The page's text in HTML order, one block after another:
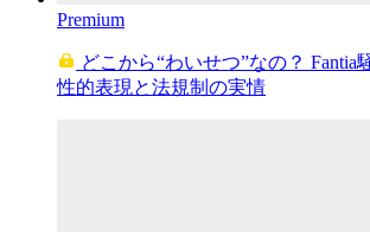
Premium
どこから“わいせつ”なの？ Fantia
性的表現と法規制の実情